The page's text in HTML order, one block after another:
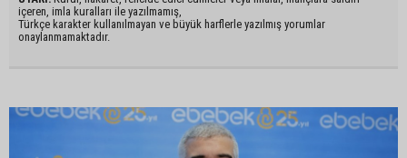
içeren, imla kuralları ile yazılmamış,
Türkçe karakter kullanılmayan ve büyük harflerle yazılmış yorumlar
onaylanmamaktadır.